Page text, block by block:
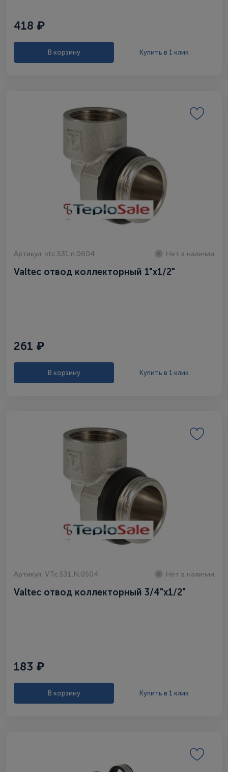
418 ₽
В корзину Купить в 1 клик
Артикул: vtc.531.n.0604 Нет в наличии
Valtec отвод коллекторный 1"x1/2"
261 ₽
В корзину Купить в 1 клик
Артикул: VTc.531.N.0504 Нет в наличии
Valtec отвод коллекторный 3/4"x1/2"
183 ₽
В корзину Купить в 1 клик